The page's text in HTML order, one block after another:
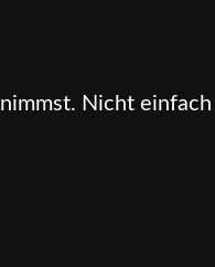
Nicht einfach